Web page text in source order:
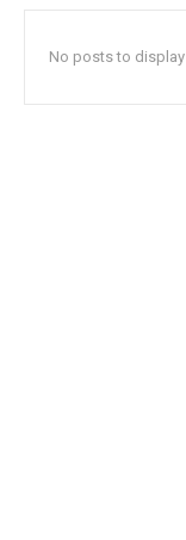
No posts to display